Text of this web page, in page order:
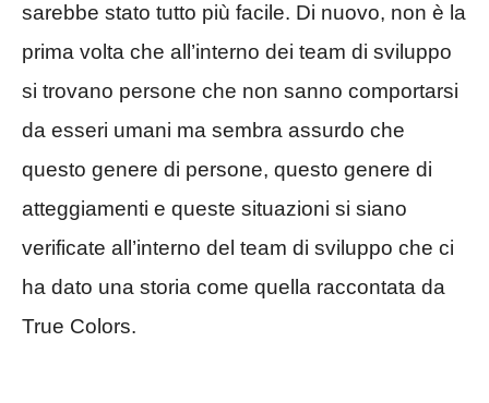
sarebbe stato tutto più facile. Di nuovo, non è la
prima volta che all’interno dei team di sviluppo
si trovano persone che non sanno comportarsi
da esseri umani ma sembra assurdo che
questo genere di persone, questo genere di
atteggiamenti e queste situazioni si siano
verificate all’interno del team di sviluppo che ci
ha dato una storia come quella raccontata da
True Colors.